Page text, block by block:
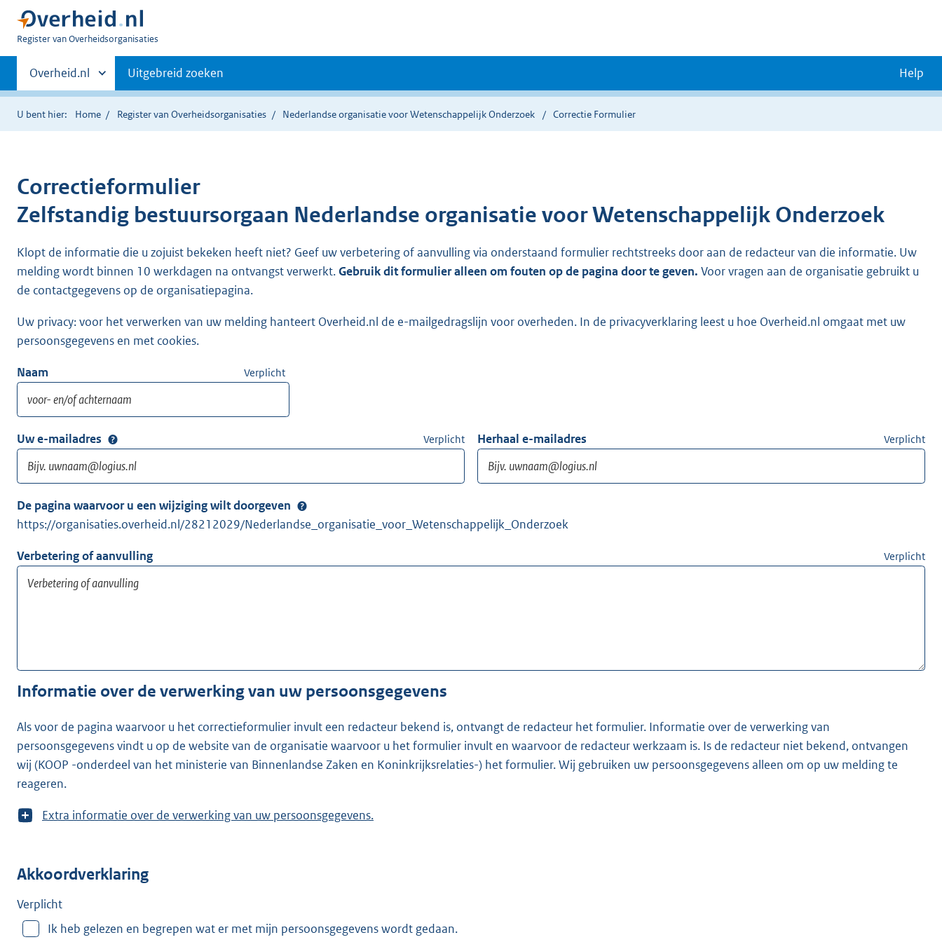
U
Register van Overheidsorganisaties
Primaire
navigatie
Andere
sites
binnen
Overheid.nl Uitgebreid zoeken Help
U bent hier: Home Register van Overheidsorganisaties Nederlandse organisatie voor Wetenschappelijk Onderzoek Correctie Formulier
Correctieformulier
Zelfstandig bestuursorgaan Nederlandse organisatie voor Wetenschappelijk Onderzoek
Klopt de informatie die u zojuist bekeken heeft niet? Geef uw verbetering of aanvulling via onderstaand formulier rechtstreeks door aan de redacteur van die informatie. Uw
melding wordt binnen 10 werkdagen na ontvangst verwerkt.Gebruik dit formulier alleen om fouten op de pagina door te geven. Voor vragen aan de organisatie gebruikt u
de contactgegevens op de organisatiepagina.
Uw privacy: voor het verwerken van uw melding hanteert Overheid.nl de e-mailgedragslijn voor overheden. In de privacyverklaring leest u hoe Overheid.nl omgaat met uw
persoonsgegevens en met cookies.
Naam Verplicht
Uw e-mailadres Verplicht Herhaal e-mailadres Verplicht
De pagina waarvoor u een wijziging wilt doorgeven
https://organisaties.overheid.nl/28212029/Nederlandse_organisatie_voor_Wetenschappelijk_Onderzoek
Verbetering of aanvulling Verplicht
Informatie over de verwerking van uw persoonsgegevens
Als voor de pagina waarvoor u het correctieformulier invult een redacteur bekend is, ontvangt de redacteur het formulier. Informatie over de verwerking van
persoonsgegevens vindt u op de website van de organisatie waarvoor u het formulier invult en waarvoor de redacteur werkzaam is. Is de redacteur niet bekend, ontvangen
wij (KOOP -onderdeel van het ministerie van Binnenlandse Zaken en Koninkrijksrelaties-) het formulier. Wij gebruiken uw persoonsgegevens alleen om op uw melding te
reageren.
T
m
e
Extra informatie over de verwerking van uw persoonsgegevens.
Akkoordverklaring
Verplicht
Ik heb gelezen en begrepen wat er met mijn persoonsgegevens wordt gedaan.